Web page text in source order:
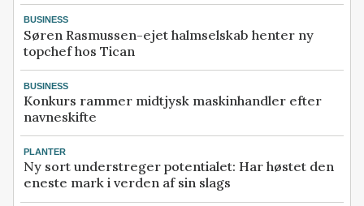
BUSINESS
Søren Rasmussen-ejet halmselskab henter ny
topchef hos Tican
BUSINESS
Konkurs rammer midtjysk maskinhandler efter
navneskifte
PLANTER
Ny sort understreger potentialet: Har høstet den
eneste mark i verden af sin slags